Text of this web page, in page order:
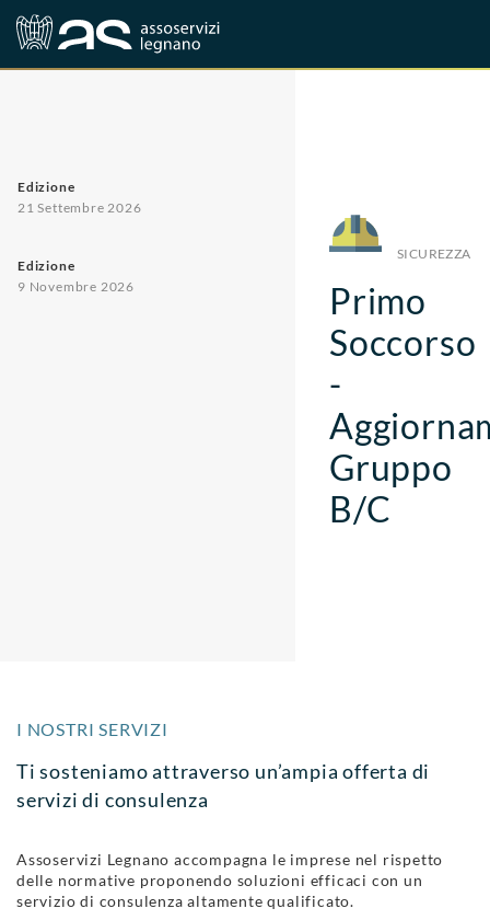
Corsi Sicurezza
Edizione
21 Settembre 2026
Edizione
9 Novembre 2026
SICUREZZA
Primo
Soccorso
-
Gruppo
B/C
I NOSTRI SERVIZI
Ti sosteniamo attraverso un’ampia offerta di
servizi di consulenza
Assoservizi Legnano accompagna le imprese nel rispetto
delle normative proponendo soluzioni efficaci con un
servizio di consulenza altamente qualificato.